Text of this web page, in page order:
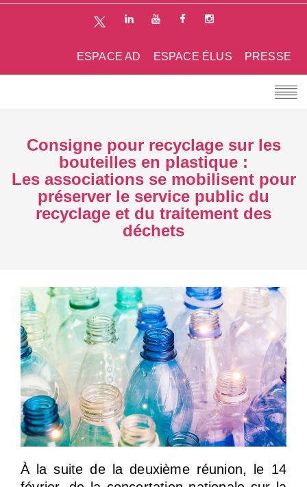
PRESSE
ESPACE ÉLUS
ESPACE AD
Consigne pour recyclage sur les
bouteilles en plastique :
Les associations se mobilisent pour
préserver le service public du
recyclage et du traitement des
déchets
À la suite de la deuxième réunion, le 14